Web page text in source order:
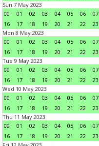
Sun 7 May 2023
00
01 02 03 04 05 06 07
16
17 18 19 20 21 22
23
Mon 8 May 2023
00
01 02 03 04 05 06 07
16
17 18 19 20 21 22
23
Tue 9 May 2023
00
01 02 03 04 05 06 07
16
17 18 19 20 21 22
23
Wed 10 May 2023
00
01 02 03 04 05 06 07
16
17 18 19 20 21 22
23
Thu 11 May 2023
00
01 02 03 04 05 06 07
16
17 18 19 20 21 22
23